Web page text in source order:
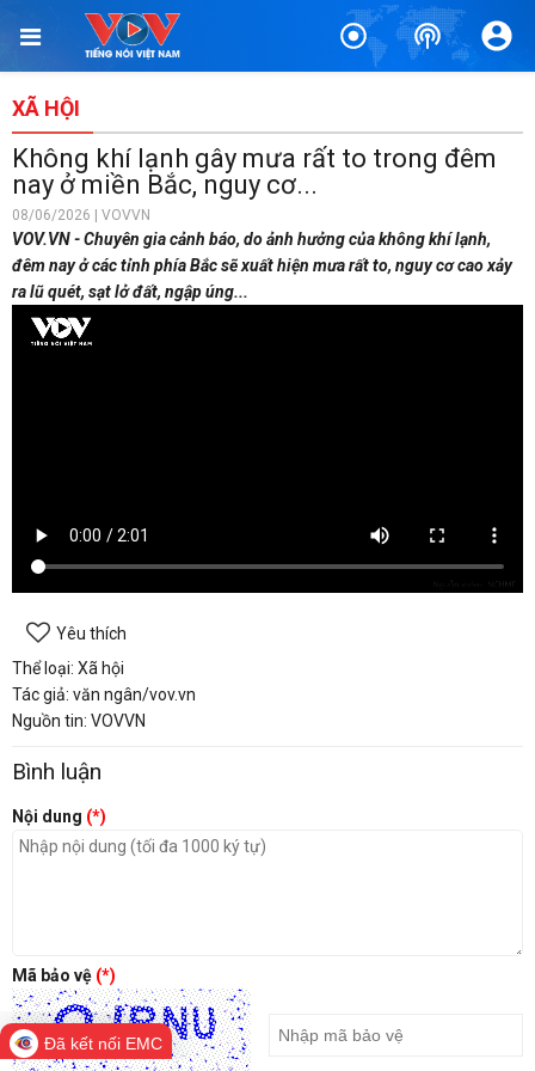
XÃ HỘI
Không khí lạnh gây mưa rất to trong đêm
nay ở miền Bắc, nguy cơ...
08/06/2026 | VOVVN
VOV.VN - Chuyên gia cảnh báo, do ảnh hưởng của không khí lạnh,
đêm nay ở các tỉnh phía Bắc sẽ xuất hiện mưa rất to, nguy cơ cao xảy
ra lũ quét, sạt lở đất, ngập úng...
Yêu thích
Thể loại: Xã hội
Tác giả: văn ngân/vov.vn
Nguồn tin: VOVVN
Bình luận
Nội dung (*)
Mã bảo vệ (*)
Đã kết nối EMC